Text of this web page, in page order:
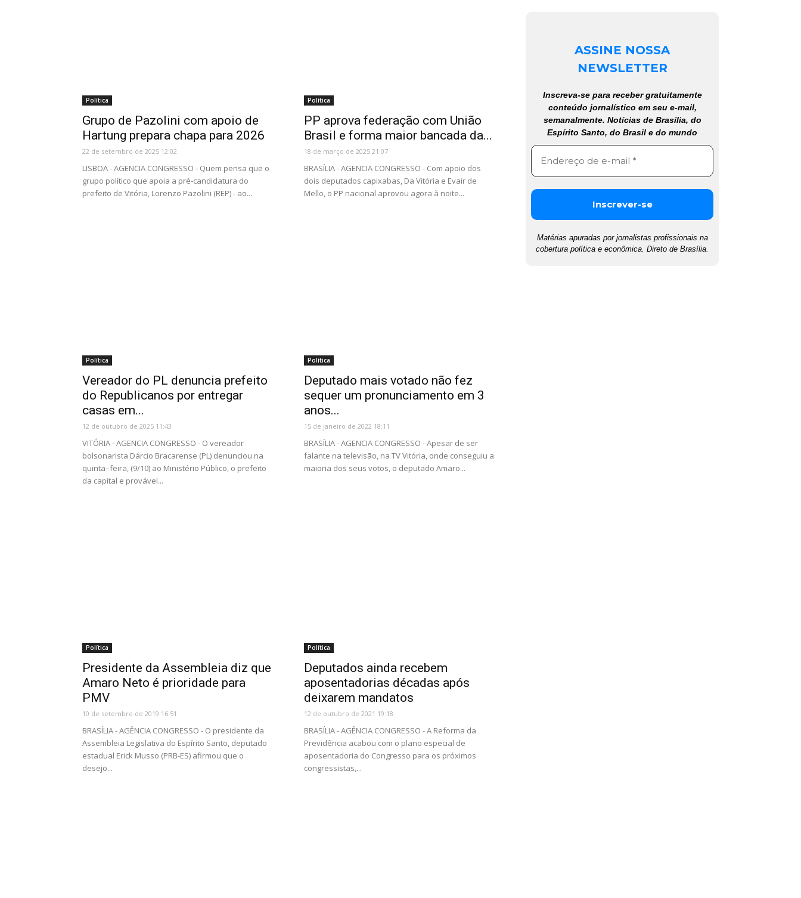
Política
Grupo de Pazolini com apoio de
Hartung prepara chapa para 2026
22 de setembro de 2025 12:02
LISBOA - AGENCIA CONGRESSO - Quem pensa que o
grupo político que apoia a pré-candidatura do
prefeito de Vitória, Lorenzo Pazolini (REP) - ao...
Política
PP aprova federação com União
Brasil e forma maior bancada da...
18 de março de 2025 21:07
BRASÍLIA - AGENCIA CONGRESSO - Com apoio dos
dois deputados capixabas, Da Vitória e Evair de
Mello, o PP nacional aprovou agora à noite...
Política
Vereador do PL denuncia prefeito
do Republicanos por entregar
casas em...
12 de outubro de 2025 11:43
VITÓRIA - AGENCIA CONGRESSO - O vereador
bolsonarista Dárcio Bracarense (PL) denunciou na
quinta–feira, (9/10) ao Ministério Público, o prefeito
da capital e provável...
Política
Deputado mais votado não fez
sequer um pronunciamento em 3
anos...
15 de janeiro de 2022 18:11
BRASÍLIA - AGENCIA CONGRESSO - Apesar de ser
falante na televisão, na TV Vitória, onde conseguiu a
maioria dos seus votos, o deputado Amaro...
Política
Presidente da Assembleia diz que
Amaro Neto é prioridade para
PMV
10 de setembro de 2019 16:51
BRASÍLIA - AGÊNCIA CONGRESSO - O presidente da
Assembleia Legislativa do Espírito Santo, deputado
estadual Erick Musso (PRB-ES) afirmou que o
desejo...
Política
Deputados ainda recebem
aposentadorias décadas após
deixarem mandatos
12 de outubro de 2021 19:18
BRASÍLIA - AGÊNCIA CONGRESSO - A Reforma da
Previdência acabou com o plano especial de
aposentadoria do Congresso para os próximos
congressistas,...
ASSINE NOSSA
NEWSLETTER
Inscreva-se para receber gratuitamente
conteúdo jornalístico em seu e-mail,
semanalmente. Notícias de Brasília, do
Espírito Santo, do Brasil e do mundo
Matérias apuradas por jornalistas profissionais na
cobertura política e econômica. Direto de Brasília.